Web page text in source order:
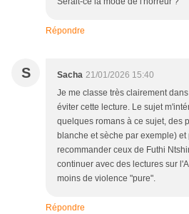
Répondre
S Sacha 21/01/2026 15:40
Je me classe très clairement
éviter cette lecture. Le sujet
quelques romans à ce sujet, des
blanche et sèche par exemple) et
recommander ceux de Futhi
continuer avec des lectures sur
moins de violence "pure".
Répondre